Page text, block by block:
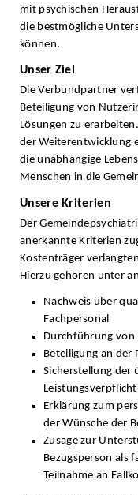
mit psychischen
die bestmögliche
können.
Unser Ziel
Die Verbundpartner
Beteiligung von
Lösungen zu
der Weiterentwicklung
die unabhängige
Menschen in die
Unsere Kriterien
Der
anerkannte Kriterien
Kostenträger
Hierzu gehören unter
Nachweis über
Fachpersonal
Durchführung von
Beteiligung an der
Sicherstellung der
Erklärung zum
der Wünsche der
Zusage zur
Bezugsperson als
Teilnahme an